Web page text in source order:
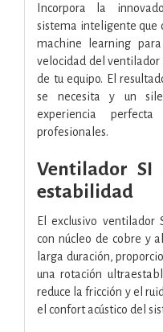
Incorpora la
sistema inteligente
machine learning
velocidad del ventilador
de tu equipo. El
se necesita y un
experiencia
profesionales.
Ventilador SI
estabilidad
El exclusivo ventilador
con núcleo de cobre y
larga duración,
una rotación
reduce la fricción y el
el confort acústico del